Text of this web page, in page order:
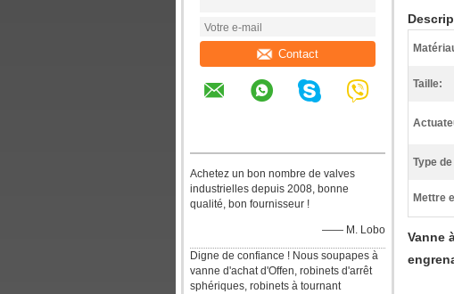
Contact
Achetez un bon nombre de valves
industrielles depuis 2008, bonne
qualité, bon fournisseur !
—— M. Lobo
Digne de confiance ! Nous soupapes à
vanne d'achat d'Offen, robinets d'arrêt
sphériques, robinets à tournant
Taille:
Type
Mettre
Vanne